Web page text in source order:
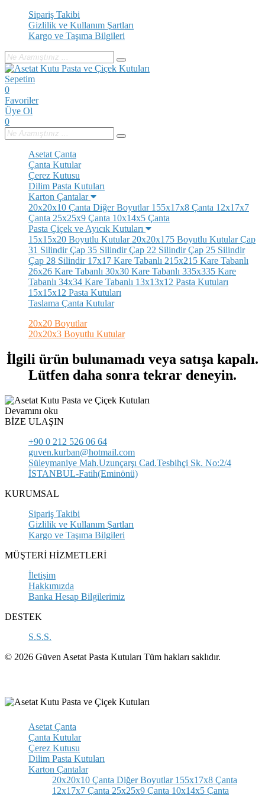
Sipariş Takibi
Gizlilik ve Kullanım Şartları
Kargo ve Taşıma Bilgileri
Sepetim
0
Favoriler
Üye Ol
0
Asetat Çanta
Çanta Kutular
Çerez Kutusu
Dilim Pasta Kutuları
Karton Çantalar
20x20x10 Çanta Diğer Boyutlar155x17x8 Çanta 12x17x7
Çanta 25x25x9 Çanta 10x14x5 Çanta
Pasta Çiçek ve Ayıcık Kutuları
15x15x20 Boyutlu Kutular20x20x175 Boyutlu KutularÇap
31 SilindirÇap 35 SilindirÇap 22 SilindirÇap 25 Silindir
Çap 28 Silindir17x17 Kare Tabanlı 215x215 Kare Tabanlı
26x26 Kare Tabanlı 30x30 Kare Tabanlı 335x335 Kare
Tabanlı 34x34 Kare Tabanlı 13x13x12 Pasta Kutuları
15x15x12 Pasta Kutuları
Taslama Çanta Kutular
20x20 Boyutlar
20x20x3 Boyutlu Kutular
İlgili ürün bulunamadı veya satışa kapalı.
Lütfen daha sonra tekrar deneyin.
Devamını oku
BİZE ULAŞIN
+90 0 212 526 06 64
guven.kurban@hotmail.com
Süleymaniye Mah.Uzunçarşı Cad.Tesbihçi Sk. No:2/4
İSTANBUL-Fatih(Eminönü)
KURUMSAL
Sipariş Takibi
Gizlilik ve Kullanım Şartları
Kargo ve Taşıma Bilgileri
MÜŞTERİ HİZMETLERİ
İletişim
Hakkımızda
Banka Hesap Bilgilerimiz
DESTEK
S.S.S.
© 2026 Güven Asetat Pasta Kutuları Tüm hakları saklıdır.
Asetat Çanta
Çanta Kutular
Çerez Kutusu
Dilim Pasta Kutuları
Karton Çantalar
20x20x10 Çanta Diğer Boyutlar155x17x8 Çanta
12x17x7 Çanta 25x25x9 Çanta 10x14x5 Çanta